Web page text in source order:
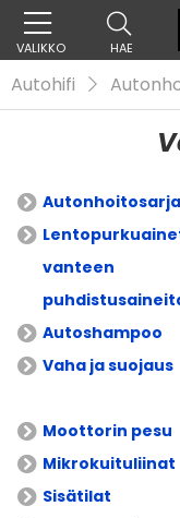
VALIKKO HAE
Autohifi
Autonhoitosarja
vanteen
Autoshampoo
Vaha ja suojaus
Moottorin pesu
Mikrokuituliinat
Sisätilat